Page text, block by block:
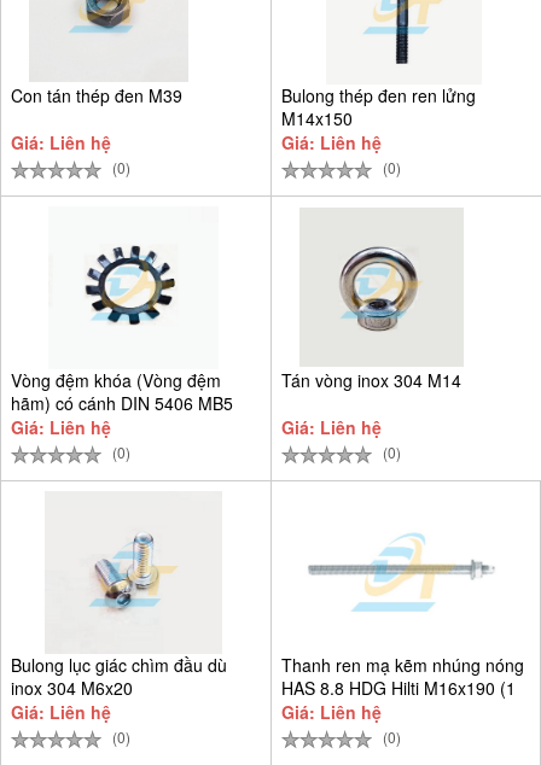
Con tán thép đen M39
Giá: Liên hệ
(0)
Bulong thép đen ren lửng
M14x150
Giá: Liên hệ
(0)
Vòng đệm khóa (Vòng đệm
hãm) có cánh DIN 5406 MB5
D25
Giá: Liên hệ
(0)
Tán vòng inox 304 M14
Giá: Liên hệ
(0)
Bulong lục giác chìm đầu dù
inox 304 M6x20
Giá: Liên hệ
(0)
Thanh ren mạ kẽm nhúng nóng
HAS 8.8 HDG Hilti M16x190 (1
Giá: Liên hệ
(0)